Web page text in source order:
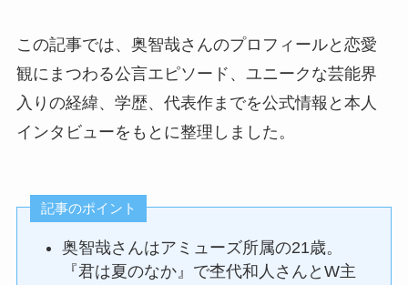
この記事では、奥智哉さんのプロフィールと恋愛
観にまつわる公言エピソード、ユニークな芸能界
入りの経緯、学歴、代表作までを公式情報と本人
インタビューをもとに整理しました。
記事のポイント
奥智哉さんはアミューズ所属の21歳。
『君は夏のなか』で杢代和人さんとW主